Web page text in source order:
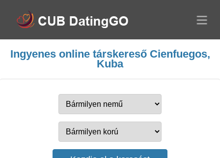
Ingyenes online társkereső Cienfuegos,
Kuba